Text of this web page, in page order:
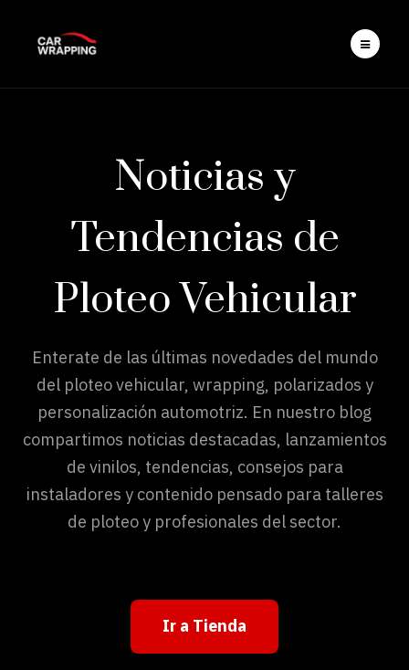
Noticias y
Tendencias de
Ploteo Vehicular
Enterate de las últimas novedades del mundo
del ploteo vehicular, wrapping, polarizados y
personalización automotriz. En nuestro blog
compartimos noticias destacadas, lanzamientos
de vinilos, tendencias, consejos para
instaladores y contenido pensado para talleres
de ploteo y profesionales del sector.
Ir a Tienda